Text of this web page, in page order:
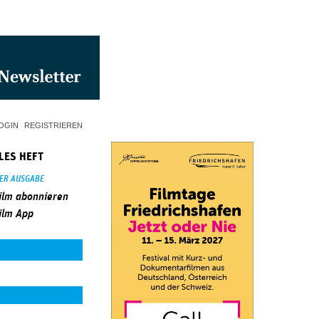
REGISTRIEREN
HEFT
AUSGABE
abonnieren
App